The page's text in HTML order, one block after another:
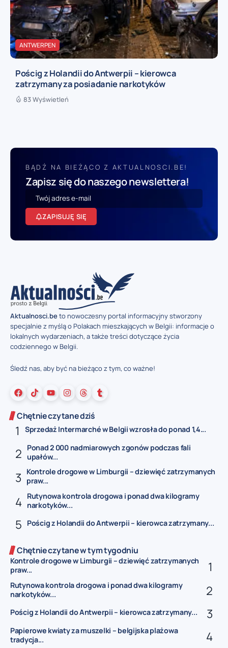
ANTWERPEN
Pościg z Holandii do Antwerpii – kierowca
zatrzymany za posiadanie narkotyków
83 Wyświetleń
BĄDŹ NA BIEŻĄCO Z AKTUALNOSCI.BE!
Zapisz się do naszego newslettera!
ZAPISUJĘ SIĘ
Aktualnosci.beto nowoczesny portal informacyjny stworzony
specjalnie z myślą o Polakach mieszkających w Belgii: informacje o
lokalnych wydarzeniach, a także treści dotyczące życia
codziennego w Belgii.
Śledź nas, aby być na bieżąco z tym, co ważne!
Chętnie czytane dziś
Sprzedaż Intermarché w Belgii wzrosła do ponad 1,4...
Ponad 2 000 nadmiarowych zgonów podczas fali
upałów...
Kontrole drogowe w Limburgii – dziewięć zatrzymanych
praw...
Rutynowa kontrola drogowa i ponad dwa kilogramy
narkotyków...
Pościg z Holandii do Antwerpii – kierowca zatrzymany...
Chętnie czytane w tym tygodniu
Kontrole drogowe w Limburgii – dziewięć zatrzymanych
praw...
Rutynowa kontrola drogowa i ponad dwa kilogramy
narkotyków...
Pościg z Holandii do Antwerpii – kierowca zatrzymany...
Papierowe kwiaty za muszelki – belgijska plażowa
tradycja...